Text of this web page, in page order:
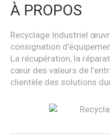
À PROPOS
Recyclage Industriel
consignation
La récupération, la
cœur des valeurs de
clientèle des solutions